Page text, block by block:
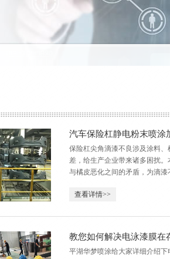
汽车保险杠静电粉末喷涂
保险杠尖角滴漆不良涉及涂料
差，给生产企业带来诸多困扰
与橘皮恶化之间的矛盾，为滴漆
查看详情>>
教您如何解决电泳漆膜在
平湖华梦喷涂给大家详细介绍下